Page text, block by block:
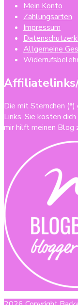
Mein Konto
Zahlungsarten
Impressum
Allgemeine
Die mit Sternchen
Links. Sie kosten
mir hilft meinen Blog